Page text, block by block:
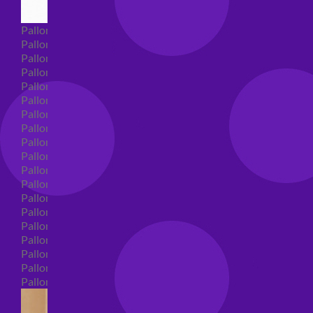
Palloncini Super Shape
Palloncini nascita super shape
Palloncini Battesimo super shape
Palloncini primo compleanno super shape
Palloncini personaggi super shape
Palloncini Comunione super shape
Palloncini cresima super shape
Palloncini laurea super shape
Palloncini compleanno super shape
Palloncini 18 anni super shape
Palloncini 30 anni super shape
Palloncini Altre ricorrenze super shape
Palloncini 40 anni super shape
Palloncini Animali super shape
Palloncini 50 anni super shape
Palloncini 60/70/80/90/100 anni super shape
Palloncini matrimonio super shape
Palloncini anniversario super shape
Palloncini generici super shape